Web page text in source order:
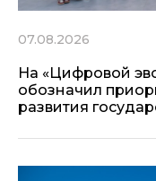
07.08.2026
На «Цифровой
обозначил
развития